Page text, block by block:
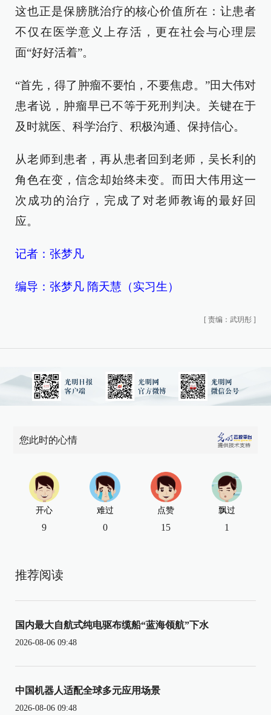
这也正是保膀胱治疗的核心价值所在：让患者
不仅在医学意义上存活，更在社会与心理层
面“好好活着”。
“首先，得了肿瘤不要怕，不要焦虑。”田大伟对
患者说，肿瘤早已不等于死刑判决。关键在于
及时就医、科学治疗、积极沟通、保持信心。
从老师到患者，再从患者回到老师，吴长利的
角色在变，信念却始终未变。而田大伟用这一
次成功的治疗，完成了对老师教诲的最好回
应。
记者：张梦凡
编导：张梦凡 隋天慧（实习生）
[ 责编：武玥彤 ]
您此时的心情
开心
9
难过
0
点赞
15
飘过
1
推荐阅读
国内最大自航式纯电驱布缆船“蓝海领航”下水
2026-08-06 09:48
中国机器人适配全球多元应用场景
2026-08-06 09:48